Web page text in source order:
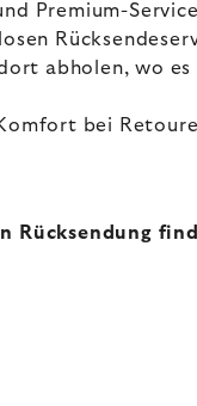
Premium-
abholen, wo
bei
Rücksendung